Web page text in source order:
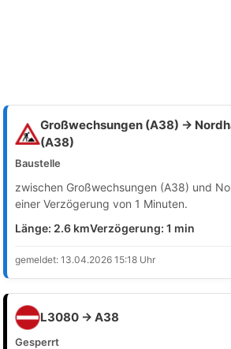
Großwechsungen (A38) →
(A38)
Baustelle
zwischen Großwechsungen (A38) und
einer Verzögerung von 1 Minuten.
Länge: 2.6 kmVerzögerung: 1 min
gemeldet: 13.04.2026 15:18 Uhr
L3080 → A38
Gesperrt